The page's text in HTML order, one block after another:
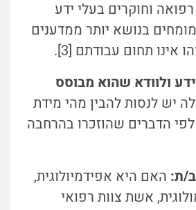
וחוקרים בעלי ידע
המומחים בנושא יותר ממדענים
אינו תחום עבודתם [3].
ולוודא שהוא מבוסס
יש לנסות להבין מהי מידת
הדברים שהוזכרו בהרחבה
ת: האם היא אפידמיולוגית,
אשת צוות רפואי